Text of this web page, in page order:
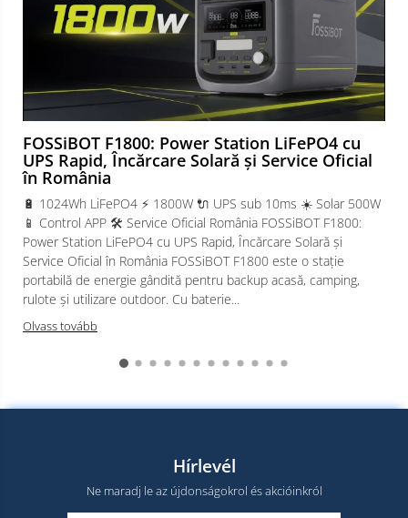
FOSSiBOT F1800: Power Station LiFePO4 cu
UPS Rapid, Încărcare Solară și Service Oficial
în România
🔋 1024Wh LiFePO4 ⚡ 1800W 🔌 UPS sub 10ms ☀️ Solar 500W
📱 Control APP 🛠️ Service Oficial România FOSSiBOT F1800:
Power Station LiFePO4 cu UPS Rapid, Încărcare Solară și
Service Oficial în România FOSSiBOT F1800 este o stație
portabilă de energie gândită pentru backup acasă, camping,
rulote și utilizare outdoor. Cu baterie...
Olvass tovább
Hírlevél
Ne maradj le az újdonságokrol és akcióinkról